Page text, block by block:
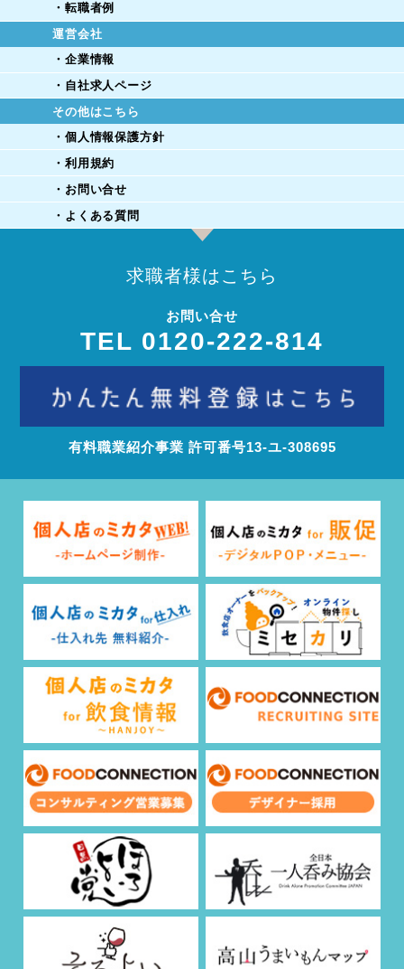
・転職者例
運営会社
・企業情報
・自社求人ページ
その他はこちら
・個人情報保護方針
・利用規約
・お問い合せ
・よくある質問
求職者様はこちら
お問い合せ
TEL 0120-222-814
有料職業紹介事業 許可番号13‐ユ‐308695